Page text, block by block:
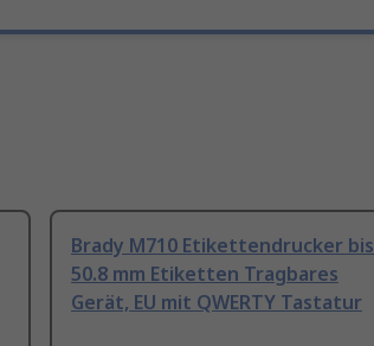
Brady M710 Etikettendrucker bis
50.8 mm Etiketten Tragbares
Gerät, EU mit QWERTY Tastatur